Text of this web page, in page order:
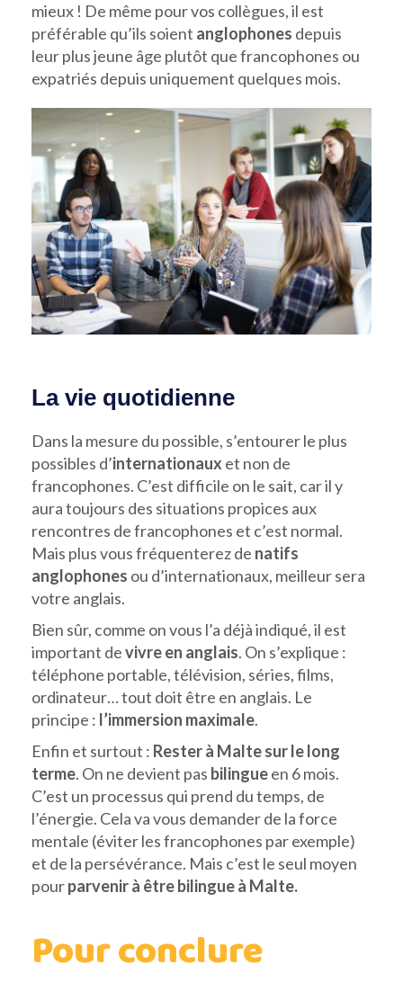
mieux ! De même pour vos collègues, il est
préférable qu’ils soient anglophones depuis
leur plus jeune âge plutôt que francophones ou
expatriés depuis uniquement quelques mois.
La vie quotidienne
Dans la mesure du possible, s’entourer le plus
possibles d’internationaux et non de
francophones. C’est difficile on le sait, car il y
aura toujours des situations propices aux
rencontres de francophones et c’est normal.
Mais plus vous fréquenterez de natifs
anglophones ou d’internationaux, meilleur sera
votre anglais.
Bien sûr, comme on vous l’a déjà indiqué, il est
important devivre en anglais. On s’explique :
téléphone portable, télévision, séries, films,
ordinateur… tout doit être en anglais. Le
principe : l’immersion maximale.
Enfin et surtout : Rester à Malte sur le long
terme. On ne devient pas bilingueen 6 mois.
C’est un processus qui prend du temps, de
l’énergie. Cela va vous demander de la force
mentale (éviter les francophones par exemple)
et de la persévérance. Mais c’est le seul moyen
pourparvenir à être bilingue à Malte.
Pour conclure